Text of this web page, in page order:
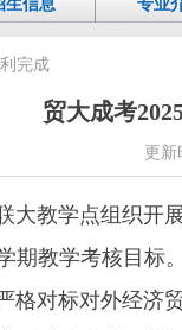
生信息 专业
贸大成考
完成
学点组织开展
期教学考核目标
对标对外经济
更新